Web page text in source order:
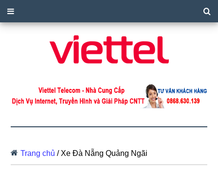
Trang chủ / Xe Đà Nẵng Quảng Ngãi